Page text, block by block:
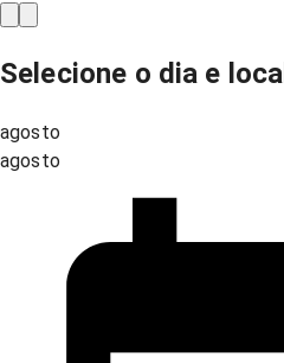
Selecione o dia e local
agosto
agosto